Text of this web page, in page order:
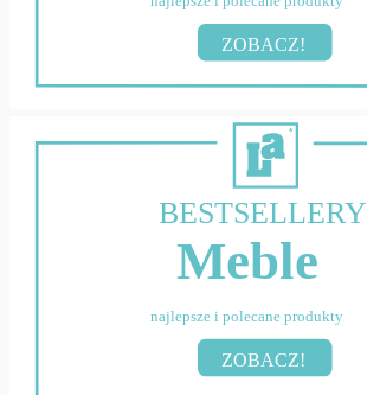
ZOBACZ!
BESTSELLERY
Meble
najlepsze i polecane produkty
ZOBACZ!